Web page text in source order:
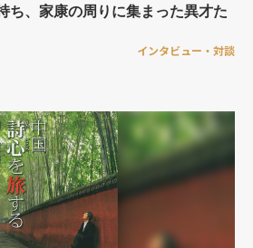
ち、家康の周りに集まった異才た
インタビュー・対談